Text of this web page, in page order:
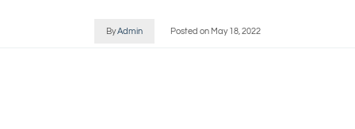
ByAdmin Posted on May 18, 2022